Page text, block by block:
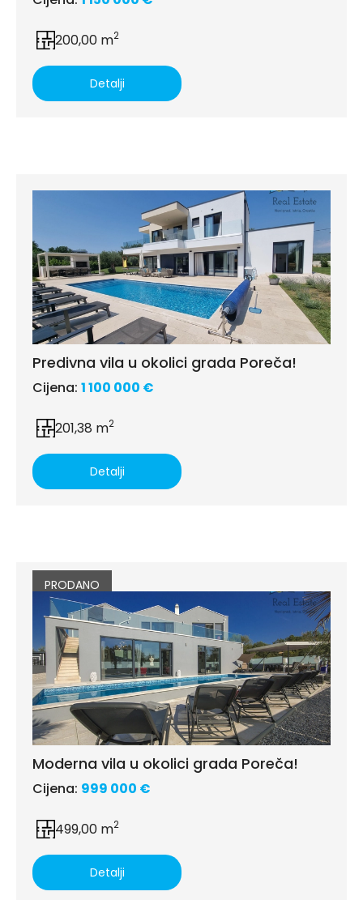
200,00 m2
Detalji
Predivna vila u okolici grada Poreča!
Cijena: 1 100 000 €
201,38 m2
Detalji
PRODANO
Moderna vila u okolici grada Poreča!
Cijena: 999 000 €
499,00 m2
Detalji